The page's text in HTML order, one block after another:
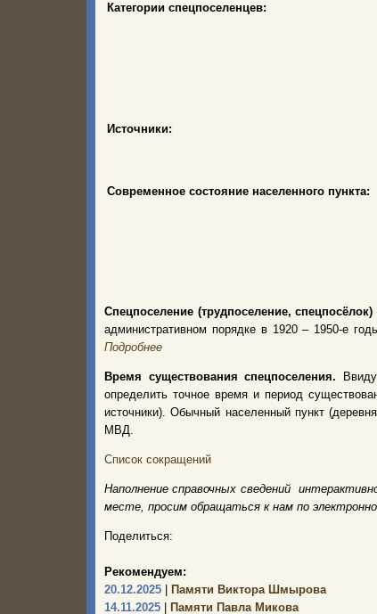
Категории спецпоселенцев:
Источники:
Современное состояние населенного пункта:
Спецпоселение (трудпоселение, спецпосёлок)
административном порядке в 1920 – 1950-е
Подробнее
Время существования спецпоселения.
определить точное время и период
источники). Обычный населенный пункт
МВД.
Список сокращений
Наполнение справочных сведений
месте, просим обращаться к нам по
Поделиться:
Рекомендуем:
20.12.2025
Памяти Виктора Шмырова
14.11.2025
Памяти Павла Микова